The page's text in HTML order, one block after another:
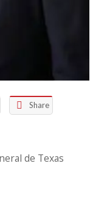
Share
de Texas